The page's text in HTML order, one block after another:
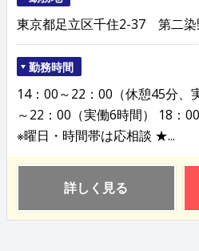
東京都足立区千住2-37 第二染
勤務時間
14：00～22：00（休憩45分、
～22：00（実働6時間） 18：
※曜日・時間帯は応相談 ★...
詳しく見る